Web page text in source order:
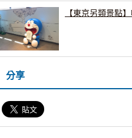
【東京另類景點
分享